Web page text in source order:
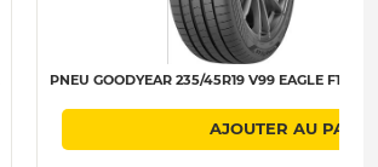
PNEU GOODYEAR 235/45R19 V99 EAGLE F1
AJOUTER AU